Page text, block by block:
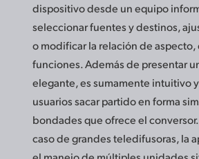
dispositivo desde un equipo
seleccionar fuentes y destinos,
o modificar la relación de aspecto,
funciones. Además de presentar
elegante, es sumamente intuitivo
usuarios sacar partido en forma
bondades que ofrece el
caso de grandes teledifusoras, la